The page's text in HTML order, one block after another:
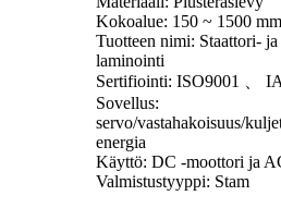
Kokoalue: 150 ~ 1500 mm
Tuotteen nimi: Staattori-
laminointi
Sertifiointi: ISO9001 、
Sovellus:
servo/vastahakoisuus/
energia
Käyttö: DC -moottori ja
Valmistustyyppi: Stam